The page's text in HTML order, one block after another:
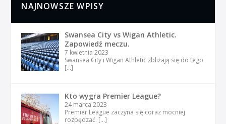
NAJNOWSZE WPISY
Swansea City vs Wigan Athletic.
Zapowiedź meczu.
7 kwietnia 2023
Swansea City i Wigan Athletic zbliżają się do tego
[…]
Kto wygra Premier League?
24 marca 2023
Premier League zaczyna się coraz mocniej
rozpędzać. […]